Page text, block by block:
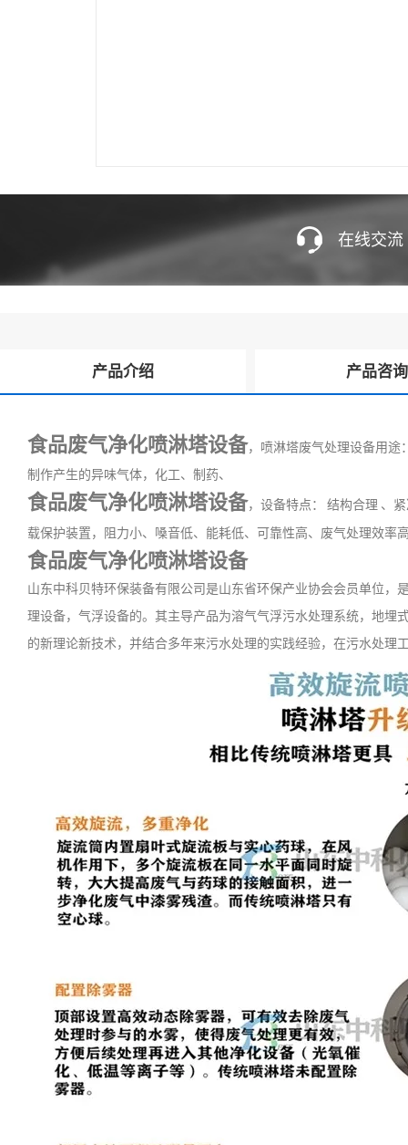
在线交流
产品介绍 产品咨询
食品废气净化喷淋塔设备， 喷淋塔废气处理设备用途
制作产生的异味气体，化工、制药、
食品废气净化喷淋塔设备， 设备特点： 结构合理 、
载保护装置，阻力小、嗓音低、能耗低、可靠性高、废气处理效率
食品废气净化喷淋塔设备
山东中科贝特环保装备有限公司是山东省环保产业协会会员单位
理设备，气浮设备的。其主导产品为溶气气浮污水处理系统，地埋
的新理论新技术，并结合多年来污水处理的实践经验，在污水处理